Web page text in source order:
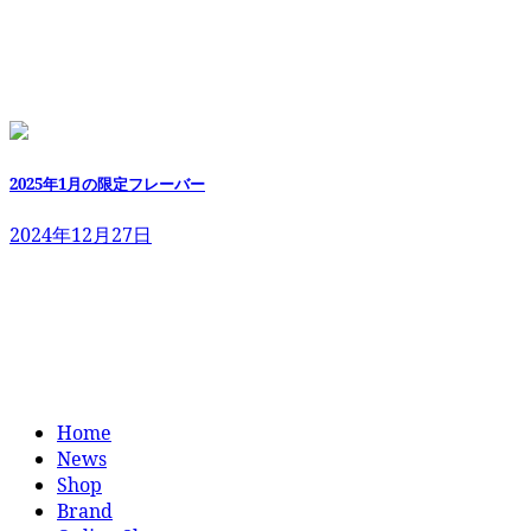
2025年1月の限定フレーバー
2024年12月27日
Home
News
Shop
Brand